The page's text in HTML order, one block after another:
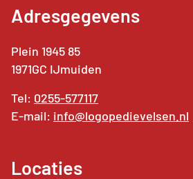
Adresgegevens
Plein 1945 85
1971GC IJmuiden
Tel: 0255-577117
E-mail: info@logopedievelsen.nl
Locaties